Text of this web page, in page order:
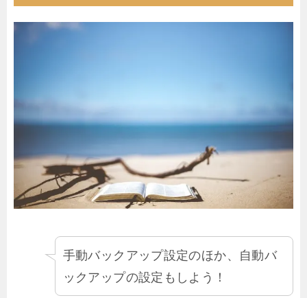
手動バックアップ設定のほか、自動バ
ックアップの設定もしよう！